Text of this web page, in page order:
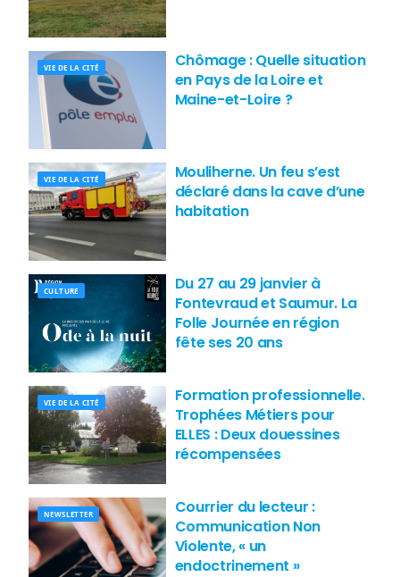
VIE DE LA CITÉ
Chômage : Quelle situation
en Pays de la Loire et
Maine-et-Loire ?
VIE DE LA CITÉ
Mouliherne. Un feu s’est
déclaré dans la cave d’une
habitation
CULTURE
Du 27 au 29 janvier à
Fontevraud et Saumur. La
Folle Journée en région
fête ses 20 ans
VIE DE LA CITÉ
Formation professionnelle.
Trophées Métiers pour
ELLES : Deux douessines
récompensées
NEWSLETTER
Courrier du lecteur :
Communication Non
Violente, « un
endoctrinement »